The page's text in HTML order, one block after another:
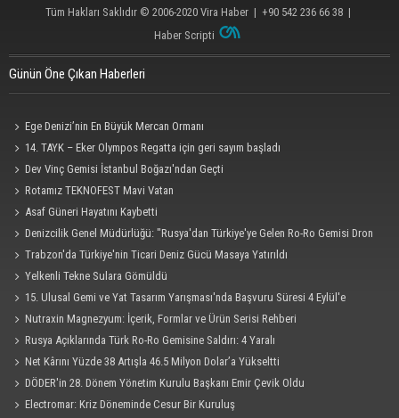
Tüm Hakları Saklıdır © 2006-2020 Vira Haber | +90 542 236 66 38 |
Haber Scripti
Günün Öne Çıkan Haberleri
Ege Denizi’nin En Büyük Mercan Ormanı
14. TAYK – Eker Olympos Regatta için geri sayım başladı
Dev Vinç Gemisi İstanbul Boğazı'ndan Geçti
Rotamız TEKNOFEST Mavi Vatan
Asaf Güneri Hayatını Kaybetti
Denizcilik Genel Müdürlüğü: "Rusya'dan Türkiye'ye Gelen Ro-Ro Gemisi Dron
Saldırısına Uğradı"
Trabzon'da Türkiye'nin Ticari Deniz Gücü Masaya Yatırıldı
Yelkenli Tekne Sulara Gömüldü
15. Ulusal Gemi ve Yat Tasarım Yarışması'nda Başvuru Süresi 4 Eylül'e
Uzatıldı
Nutraxin Magnezyum: İçerik, Formlar ve Ürün Serisi Rehberi
Rusya Açıklarında Türk Ro-Ro Gemisine Saldırı: 4 Yaralı
Net Kârını Yüzde 38 Artışla 46.5 Milyon Dolar’a Yükseltti
DÖDER'in 28. Dönem Yönetim Kurulu Başkanı Emir Çevik Oldu
Electromar: Kriz Döneminde Cesur Bir Kuruluş